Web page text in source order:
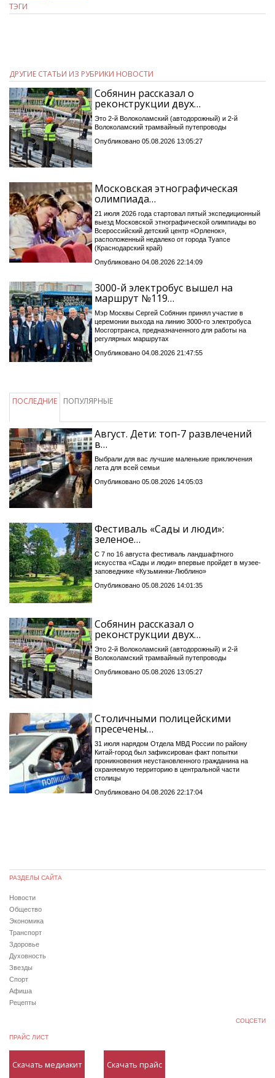
ТЭГИ
ДРУГИЕ СТАТЬИ ИЗ РУБРИКИ НОВОСТИ
Собянин рассказал о
реконструкции двух…
Это 2-й Волоколамский (автодорожный) и 2-й
Волоколамский трамвайный путепроводы
Опубликовано 05.08.2026 13:05:27
Московская этнографическая
олимпиада…
21 июля 2026 года стартовал пятый экспедиционный
выезд Московской этнографической олимпиады во
Всероссийский детский центр «Орленок»,
расположенный недалеко от города Туапсе
(Краснодарский край)
Опубликовано 04.08.2026 22:14:09
3000-й электробус вышел на
маршрут №119…
Мэр Москвы Сергей Собянин принял участие в
церемонии выхода на линию 3000-го электробуса
Мосгортранса, предназначенного для работы на
регулярных маршрутах
Опубликовано 04.08.2026 21:47:55
ПОСЛЕДНИЕ ПОПУЛЯРНЫЕ
Август. Дети: топ-7 развлечений
в…
Выбрали для вас лучшие маленькие приключения
лета для всей семьи
Опубликовано 05.08.2026 14:05:03
Фестиваль «Сады и люди»:
зеленое…
С 7 по 16 августа фестиваль ландшафтного
искусства «Сады и люди» впервые пройдет в музее-
заповеднике «Кузьминки-Люблино»
Опубликовано 05.08.2026 14:01:35
Собянин рассказал о
реконструкции двух…
Это 2-й Волоколамский (автодорожный) и 2-й
Волоколамский трамвайный путепроводы
Опубликовано 05.08.2026 13:05:27
Столичными полицейскими
пресечены…
31 июля нарядом Отдела МВД России по району
Китай-город был зафиксирован факт попытки
проникновения неустановленного гражданина на
охраняемую территорию в центральной части
столицы
Опубликовано 04.08.2026 22:17:04
РАЗДЕЛЫ САЙТА
Новости
Общество
Экономика
Транспорт
Здоровье
Духовность
Звезды
Спорт
Афиша
Рецепты
СОЦСЕТИ
ПРАЙС ЛИСТ
Скачать медиакит Скачать прайс